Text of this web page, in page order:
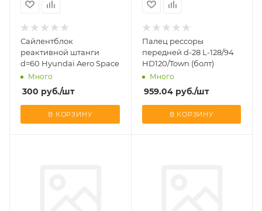
Сайлентблок
реактивной штанги
d=60 Hyundai Aero Space
Много
300 руб./шт
В КОРЗИНУ
Палец рессоры
передней d-28 L-128/94
HD120/Town (болт)
Много
959.04руб./шт
В КОРЗИНУ